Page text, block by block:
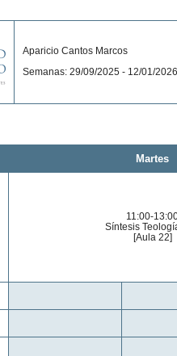
Aparicio Cantos Marcos
Semanas: 29/09/2025 - 12/01/2026
Martes
11:00-
Síntesis
[Aula 22]